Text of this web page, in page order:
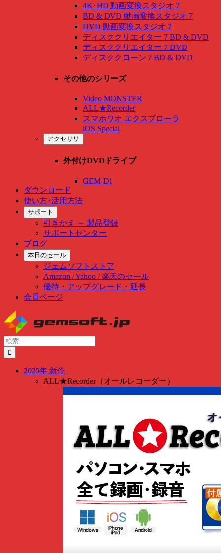
4K･HD 動画変換スタジオ 7
BD & DVD 動画変換スタジオ 7
DVD 動画変換スタジオ 7
ディスククリエイター 7 BD & DVD
ディスククリエイター 7 DVD
ディスククローン 7 BD & DVD
その他のシリーズ
Video MONSTER
ALL★Recorder
スマホワオ エクスプローラ
iOS Special
アクセサリ
外付けDVDドライブ
GEM-D1
ダウンロード
使い方･活用方法
サポート
引きかえ ～ 製品登録
サポートセンター
ブログ
本日のセール
ジェムソフトストア
Amazon / Yahoo / 楽天のセール
優待・アップグレード・延長
会員ページ
Skip
to
content
検
索
…
2025年 新作
ALL★Recorder（オールレコーダー）